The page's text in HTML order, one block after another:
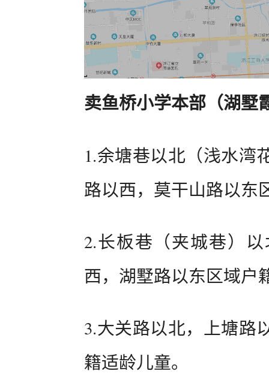
卖鱼桥小学本部（湖墅
1.余塘巷以北（浅水湾
路以西，莫干山路以东
2.长板巷（夹城巷）
西，湖墅路以东区域户
3.大关路以北，上塘路
籍适龄儿童。